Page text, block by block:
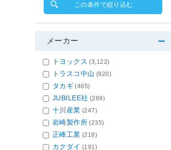
この条件で絞り込む
メーカー
トヨックス (3,122)
トラスコ中山 (920)
タカギ (485)
JUBILEE社 (289)
十川産業 (247)
岩崎製作所 (235)
正峰工業 (218)
カクダイ (191)